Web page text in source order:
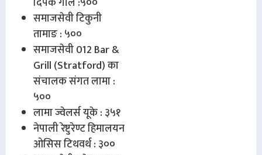
समाजसेवी टिकुनी
तामाङ : ५००
समाजसेवी 012 Bar &
Grill (Stratford) का
संचालक संगत लामा :
५००
लामा ज्वेलर्स यूके : ३५१
नेपाली रेष्टुरेण्ट हिमालयन
ओसिस टिथवर्थ : ३००